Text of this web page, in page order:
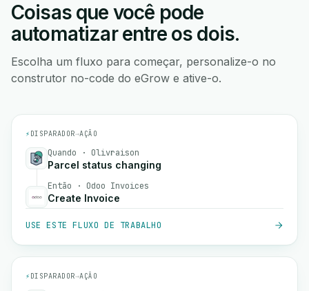
Coisas que você pode
automatizar entre os dois.
Escolha um fluxo para começar, personalize-o no
construtor no-code do eGrow e ative-o.
⚡ DISPARADOR→AÇÃO
Quando · Olivraison
Parcel status changing
Então · Odoo Invoices
Create Invoice
USE ESTE FLUXO DE TRABALHO
⚡ DISPARADOR→AÇÃO